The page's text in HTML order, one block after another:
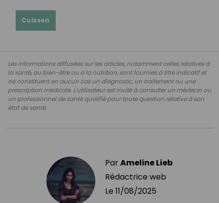
Cuisson
Les informations diffusées sur les articles, notamment celles relatives à
la santé, au bien-être ou à la nutrition, sont fournies à titre indicatif et
ne constituent en aucun cas un diagnostic, un traitement ou une
prescription médicale. L'utilisateur est invité à consulter un médecin ou
un professionnel de santé qualifié pour toute question relative à son
état de santé.
ParAmeline Lieb
Rédactrice web
Le 11/08/2025